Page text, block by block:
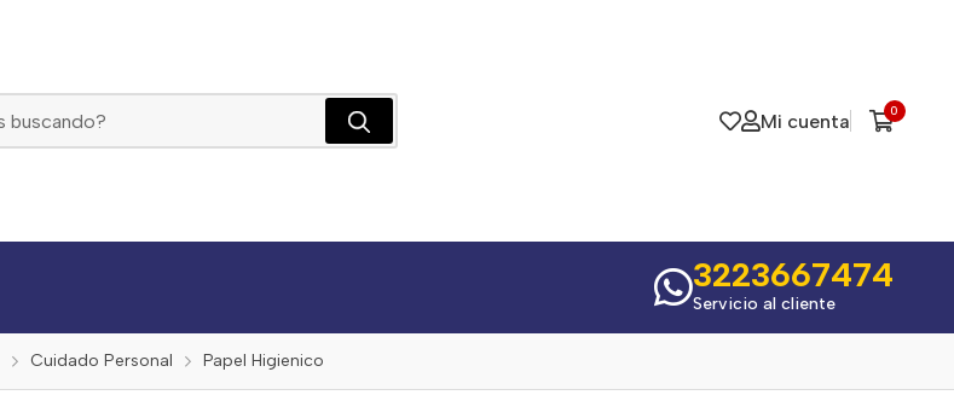
Mi cuenta 0
3223667474
Servicio al cliente
Cuidado Personal Papel Higienico